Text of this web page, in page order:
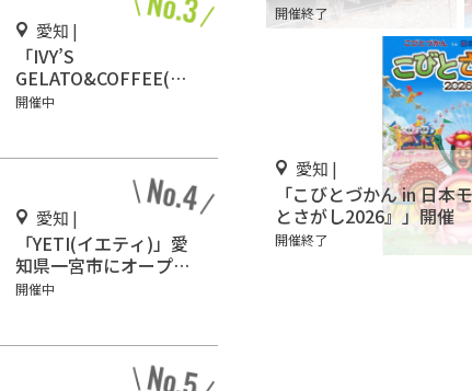
愛知 |
「IVY’S
GELATO&COFFEE(ア
イビーズ ジェラート&
Gardenにオープン！
開催中
愛知 |
「YETI(イエティ)」愛
知県一宮市にオープ
ン！キャンプ気分を味
開催中
開
へゴー♪「きかんし
ゃトーマスとなかま
たち わくわくフェ
スティバル！」
開催終了
愛知 |
「こびとづかん in 日本
とさがし2026』」開催
開催終了